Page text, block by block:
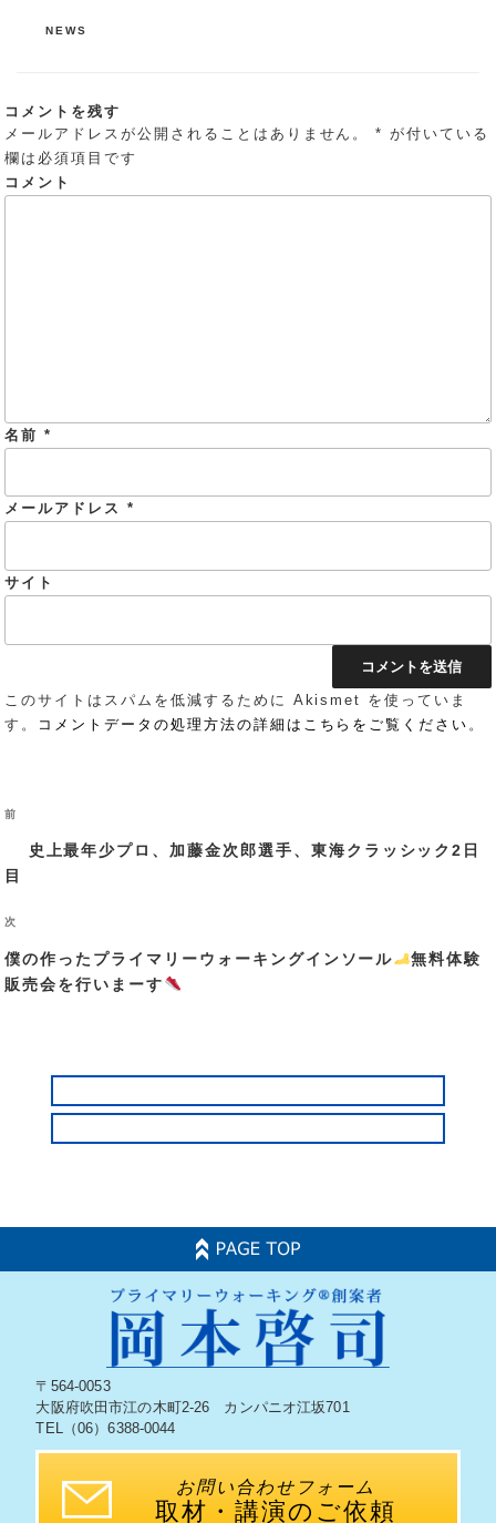
カ
リ
ー
NEWS
コメントを残す
メールアドレスが公開されることはありません。
* が付いている
欄は必須項目です
コメント
名前*
メールアドレス*
サイト
このサイトはスパムを低減するために Akismet を使っていま
す。
コメントデータの処理方法の詳細はこちらをご覧ください 。
稿
ゲ
シ
ン
過
投
前
史上最年少プロ、加藤金次郎選手、東海クラッシック2日
目
次
投
稿
次
僕の作ったプライマリーウォーキングインソール
無料体験
販売会を行いまーす
〒564-0053
大阪府吹田市江の木町2-26 カンパニオ江坂701
TEL（06）6388-0044
お問い合わせフォーム
取材・講演のご依頼